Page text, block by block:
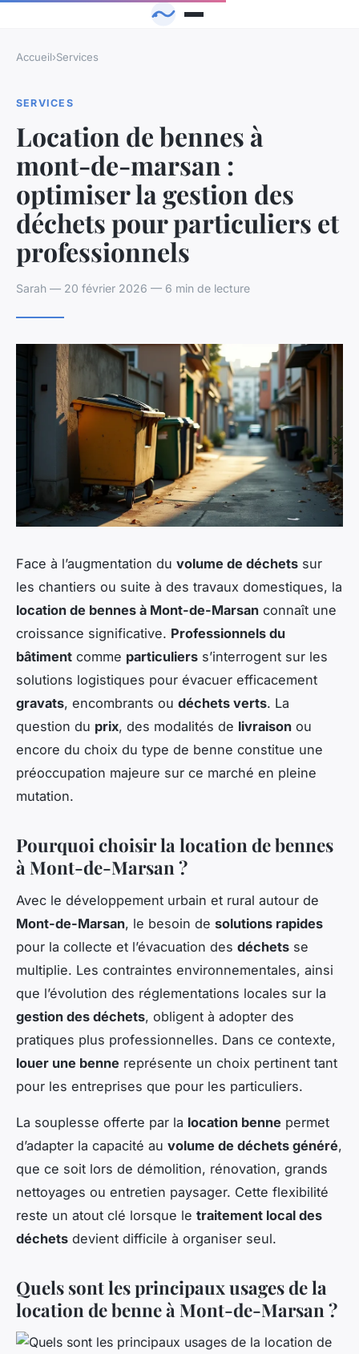
Accueil›Services
SERVICES
Location de bennes à
mont-de-marsan :
optimiser la gestion des
déchets pour particuliers et
professionnels
Sarah — 20 février 2026 — 6 min de lecture
Face à l’augmentation du volume de déchets sur
les chantiers ou suite à des travaux domestiques, la
location de bennes à Mont-de-Marsan connaît une
croissance significative. Professionnels du
bâtiment comme particuliers s’interrogent sur les
solutions logistiques pour évacuer efficacement
gravats, encombrants ou déchets verts. La
question du prix, des modalités de livraison ou
encore du choix du type de benne constitue une
préoccupation majeure sur ce marché en pleine
mutation.
Pourquoi choisir la location de bennes
à Mont-de-Marsan ?
Avec le développement urbain et rural autour de
Mont-de-Marsan, le besoin de solutions rapides
pour la collecte et l’évacuation des déchets se
multiplie. Les contraintes environnementales, ainsi
que l’évolution des réglementations locales sur la
gestion des déchets, obligent à adopter des
pratiques plus professionnelles. Dans ce contexte,
louer une benne représente un choix pertinent tant
pour les entreprises que pour les particuliers.
La souplesse offerte par la location benne permet
d’adapter la capacité au volume de déchets généré,
que ce soit lors de démolition, rénovation, grands
nettoyages ou entretien paysager. Cette flexibilité
reste un atout clé lorsque le traitement local des
déchets devient difficile à organiser seul.
Quels sont les principaux usages de la
location de benne à Mont-de-Marsan ?